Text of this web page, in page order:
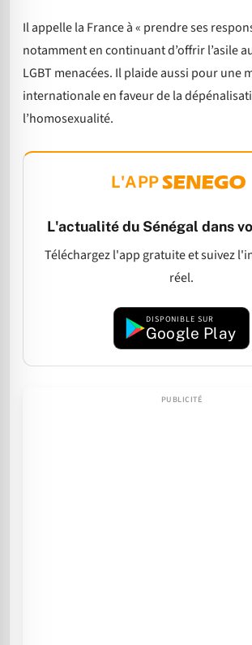
Il appelle la France à « prendre ses
notamment en continuant d’offrir l’asile
LGBT menacées. Il plaide aussi pour une
internationale en faveur de la
l’homosexualité.
L'APP
L'actualité du Sénégal dans
Téléchargez l'app gratuite et suivez
réel.
DISPONIBLE SUR
Google Play